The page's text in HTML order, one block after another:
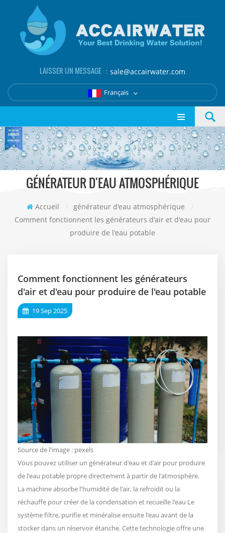
LAISSER UN MESSAGE ： sale@accairwater.com
Français
GÉNÉRATEUR D'EAU ATMOSPHÉRIQUE
Accueil / générateur d'eau atmosphérique
/
Comment fonctionnent les générateurs d'air et d'eau pour
produire de l'eau potable
Comment fonctionnent les générateurs
d'air et d'eau pour produire de l'eau potable
19 Sep 2025
Source de l'image : pexels
Vous pouvez utiliser un générateur d'eau et d'air pour produire
de l'eau potable propre directement à partir de l'atmosphère.
La machineabsorbe l'humidité de l'air, la refroidit ou la
réchauffe pour créer de la condensation et recueille l'eau Le
système filtre, purifie et minéralise ensuite l'eau avant de la
stocker dans un réservoir étanche. Cette technologie offre une